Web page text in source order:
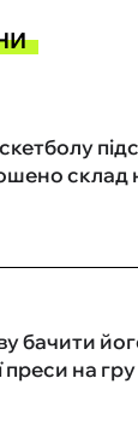
склад
бачити
преси на